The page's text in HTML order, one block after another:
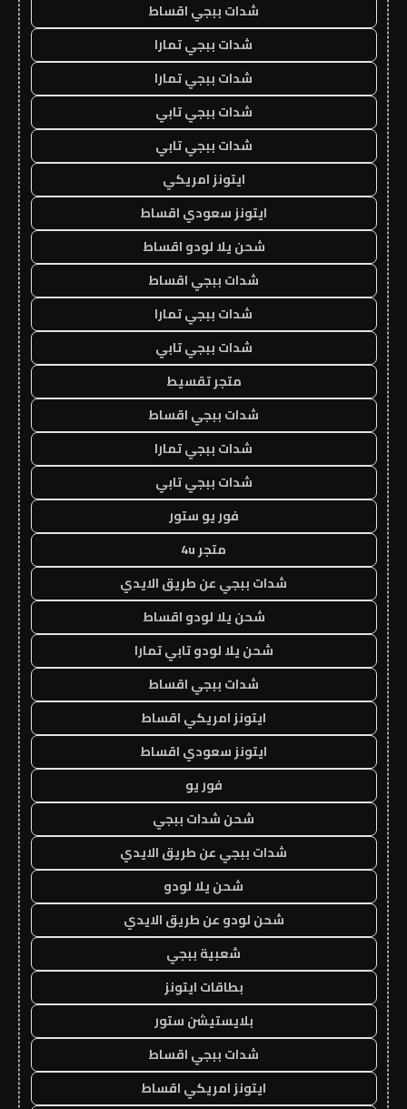
شدات ببجي اقساط
شدات ببجي تمارا
شدات ببجي تمارا
شدات ببجي تابي
شدات ببجي تابي
ايتونز امريكي
ايتونز سعودي اقساط
شحن يلا لودو اقساط
شدات ببجي اقساط
شدات ببجي تمارا
شدات ببجي تابي
متجر تقسيط
شدات ببجي اقساط
شدات ببجي تمارا
شدات ببجي تابي
فور يو ستور
متجر 4u
شدات ببجي عن طريق الايدي
شحن يلا لودو اقساط
شحن يلا لودو تابي تمارا
شدات ببجي اقساط
ايتونز امريكي اقساط
ايتونز سعودي اقساط
فور يو
شحن شدات ببجي
شدات ببجي عن طريق الايدي
شحن يلا لودو
شحن لودو عن طريق الايدي
شعبية ببجي
بطاقات ايتونز
بلايستيشن ستور
شدات ببجي اقساط
ايتونز امريكي اقساط